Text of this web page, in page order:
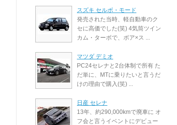
スズキ セルボ・モード
発売された当時、軽自動車のク
セに高価でした(笑) 4気筒ツイン
カム・ターボで、ボア×ス ...
マツダ デミオ
PC24セレナと2台体制で所有 た
だ単に、MTに乗りたいと言うだ
けの理由で購入(笑) ...
日産 セレナ
13年、約290,000kmで廃車に オ
フ会と言うイベントにデビュー